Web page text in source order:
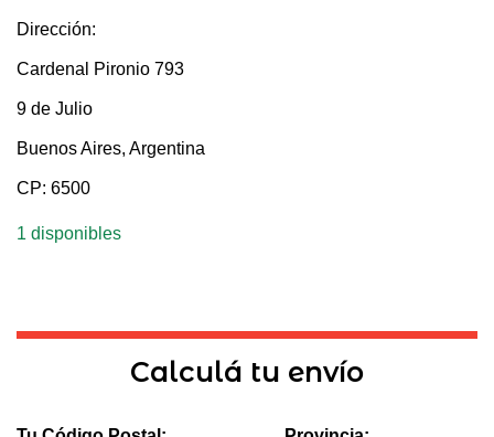
Dirección:
Cardenal Pironio 793
9 de Julio
Buenos Aires, Argentina
CP: 6500
1 disponibles
Calculá tu envío